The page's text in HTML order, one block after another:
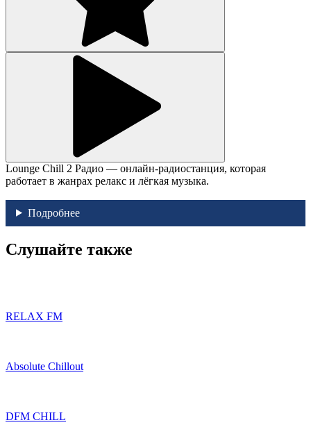
Lounge Chill 2 Радио — онлайн-радиостанция, которая
работает в жанрах релакс и лёгкая музыка.
Подробнее
Слушайте также
RELAX FM
Absolute Chillout
DFM CHILL